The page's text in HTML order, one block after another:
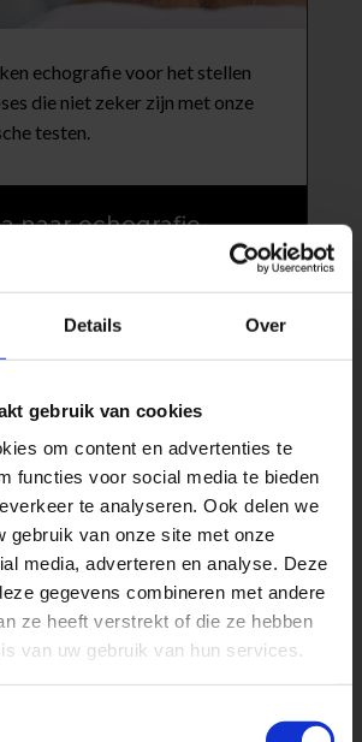
Details Over
gebruik van cookies
om content en advertenties te
functies voor social media te bieden
te analyseren. Ook delen we
gebruik van onze site met onze
media, adverteren en analyse. Deze
gegevens combineren met andere
ze heeft verstrekt of die ze hebben
van uw gebruik van hun services.
echografie voor het stellen
die niet zeker zijn met onze
testen.
naar echografie